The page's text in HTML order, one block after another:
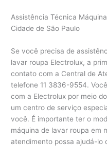
Assistência Técnica
Cidade de São Paulo
Se você precisa de
lavar roupa Electrolux, a
contato com a Central de
telefone 11 3836-9554.
com a Electrolux por meio
um centro de serviço
você. É importante ter o
máquina de lavar roupa em
atendimento possa ajudá-lo